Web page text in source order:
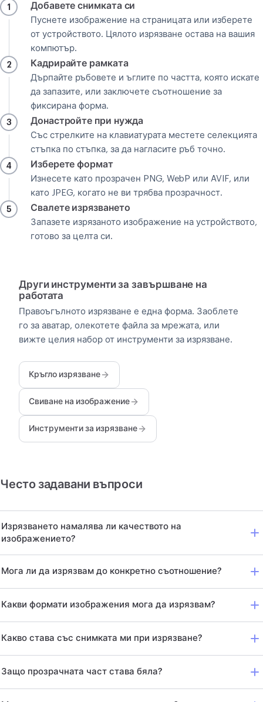
1 Добавете снимката си
Пуснете изображение на страницата или изберете
от устройството. Цялото изрязване остава на вашия
компютър.
2 Кадрирайте рамката
Дърпайте ръбовете и ъглите по частта, която искате
да запазите, или заключете съотношение за
фиксирана форма.
3 Донастройте при нужда
Със стрелките на клавиатурата местете селекцията
стъпка по стъпка, за да нагласите ръб точно.
4 Изберете формат
Изнесете като прозрачен PNG, WebP или AVIF, или
като JPEG, когато не ви трябва прозрачност.
5 Свалете изрязването
Запазете изрязаното изображение на устройството,
готово за целта си.
Други инструменти за завършване на
работата
Правоъгълното изрязване е една форма. Заоблете
го за аватар, олекотете файла за мрежата, или
вижте целия набор от инструменти за изрязване.
Кръгло изрязване
Свиване на изображение
Инструменти за изрязване
Често задавани въпроси
Изрязването намалява ли качеството на
изображението?
Мога ли да изрязвам до конкретно съотношение?
Какви формати изображения мога да изрязвам?
Какво става със снимката ми при изрязване?
Защо прозрачната част става бяла?